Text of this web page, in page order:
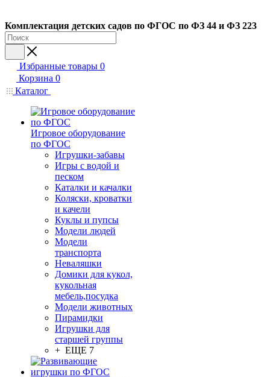
Комплектация детских садов по ФГОC по ФЗ 44 и ФЗ 223
Избранные товары 0
Корзина 0
Каталог
Игровое оборудование
по ФГОС
Игрушки-забавы
Игры с водой и
песком
Каталки и качалки
Коляски, кроватки
и качели
Куклы и пупсы
Модели людей
Модели
транспорта
Неваляшки
Домики для кукол,
кукольная
мебель,посудка
Модели животных
Пирамидки
Игрушки для
старшей группы
+ ЕЩЕ 7